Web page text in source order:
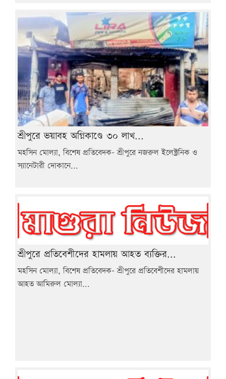
শ্রীপুরে ভয়াবহ অগ্নিকাণ্ডে ৩০ লাখ...
মহসিন মোল্যা, বিশেষ প্রতিবেদক- শ্রীপুরে নজরুল ইলেক্ট্রনিক ও
স্যানেটারী দোকানে...
শ্রীপুরে প্রতিবেশীদের হামলায় আহত ব্যক্তির...
মহসিন মোল্যা, বিশেষ প্রতিবেদক- শ্রীপুরে প্রতিবেশীদের হামলায়
আহত আমিরুল মোল্যা...